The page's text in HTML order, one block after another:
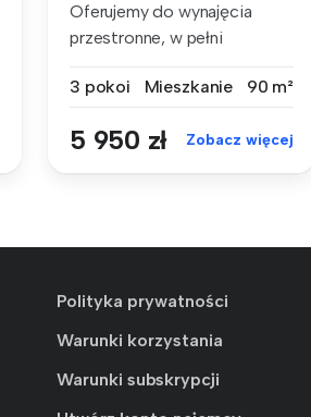
Oferujemy do wynajęcia
przestronne, w pełni
3 pokoi
Mieszkanie 90 m²
5 950 zł Zobacz więcej
Polityka prywatności
Warunki korzystania
Warunki subskrypcji